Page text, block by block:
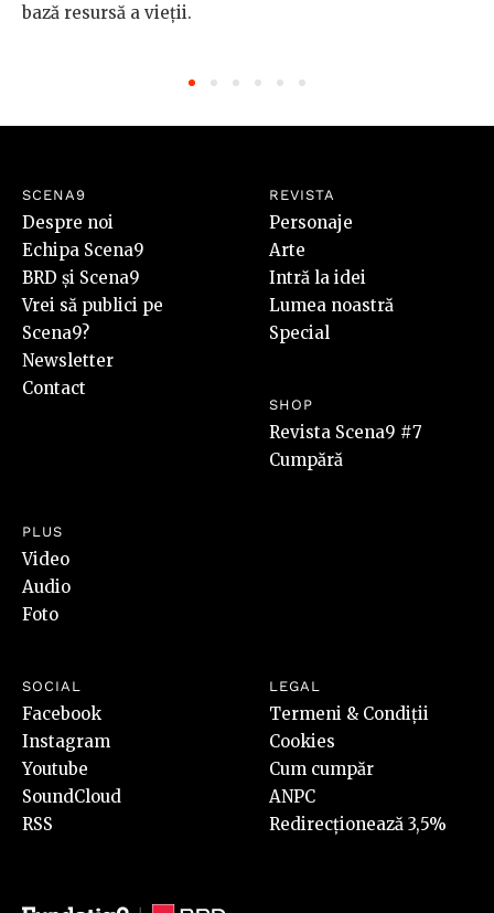
bază resursă a vieții.
SCENA9
Despre noi
Echipa Scena9
BRD și Scena9
Vrei să publici pe
Scena9?
Newsletter
Contact
REVISTA
Personaje
Arte
Intră la idei
Lumea noastră
Special
SHOP
Revista Scena9 #7
Cumpără
PLUS
Video
Audio
Foto
SOCIAL
Facebook
Instagram
Youtube
SoundCloud
RSS
LEGAL
Termeni & Condiții
Cookies
Cum cumpăr
ANPC
Redirecționează 3,5%